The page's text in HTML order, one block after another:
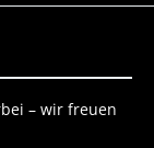
– wir freuen